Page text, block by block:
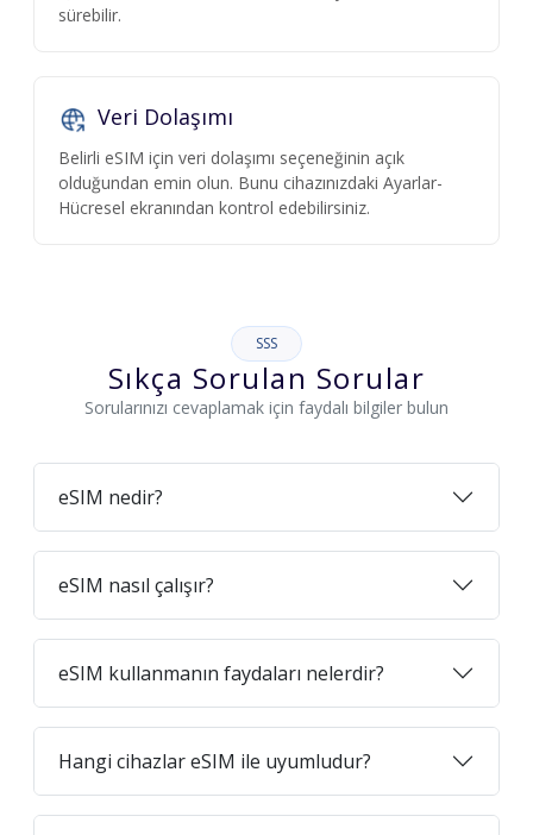
sürebilir.
Veri Dolaşımı
Belirli eSIM için veri dolaşımı seçeneğinin açık
olduğundan emin olun. Bunu cihazınızdaki Ayarlar-
Hücresel ekranından kontrol edebilirsiniz.
SSS
Sıkça Sorulan Sorular
Sorularınızı cevaplamak için faydalı bilgiler bulun
eSIM nedir?
eSIM nasıl çalışır?
eSIM kullanmanın faydaları nelerdir?
Hangi cihazlar eSIM ile uyumludur?